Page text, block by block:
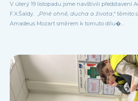
V úterý 19 listopadu jsme navštivili představení
F.X.Šaldy. „Plné ohně, ducha a života,“ těmito
Amadeus Mozart směrem k tomuto dílu�...